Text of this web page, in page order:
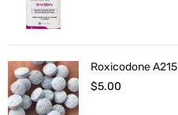
Roxicodone A215
$5.00